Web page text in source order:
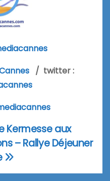
/ twitter :
Kermesse aux
– Rallye Déjeuner